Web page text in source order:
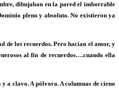
dibujaban en la pared el imborrable
pleno y absoluto. No existieron ya
de los recuerdos. Pero hacían el amor, y
al fin de recuerdos….cuando ella
a clavo. A pólvora. A columnas de cieno